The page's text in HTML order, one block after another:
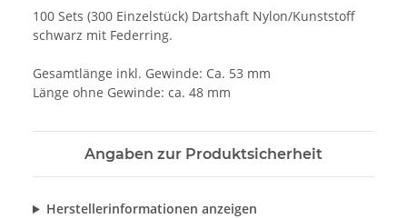
100 Sets (300 Einzelstück) Dartshaft Nylon/Kunststoff
schwarz mit Federring.
Gesamtlänge inkl. Gewinde: Ca. 53 mm
Länge ohne Gewinde: ca. 48 mm
Angaben zur Produktsicherheit
Herstellerinformationen anzeigen